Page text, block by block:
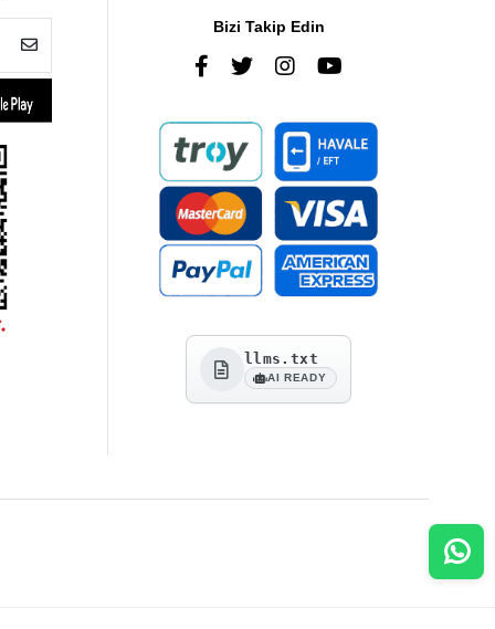
Bizi Takip Edin
llms.txt
AI READY